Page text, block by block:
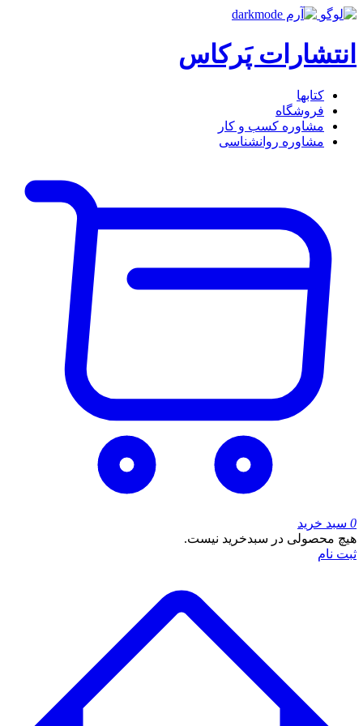
انتشارات پَرکاس
کتاب‎ها
فروشگاه
مشاوره کسب و کار
مشاوره روان‎شناسی
0 سبد خرید
هیچ محصولی در سبدخرید نیست.
ثبت نام